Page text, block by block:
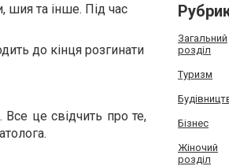
шия та інше. Під час
до кінця розгинати
це свідчить про те,
Загальний
розділ
Туризм
Бізнес
Жіночий
розділ